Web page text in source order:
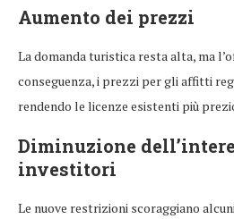
Aumento dei prezzi
La domanda turistica resta alta, ma
conseguenza, i prezzi per gli affitti
rendendo le licenze esistenti più
Diminuzione
investitori
Le nuove restrizioni scoraggiano